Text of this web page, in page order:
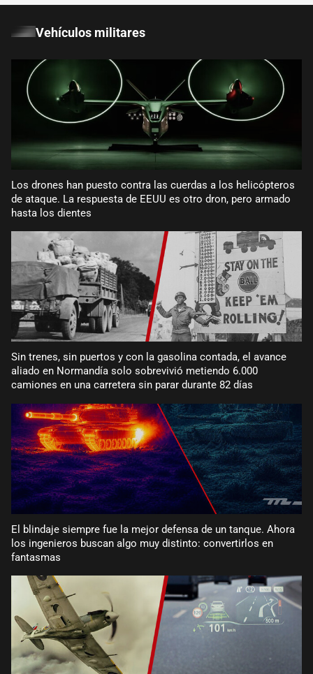
Vehículos militares
Los drones han puesto contra las cuerdas a los helicópteros
de ataque. La respuesta de EEUU es otro dron, pero armado
hasta los dientes
Sin trenes, sin puertos y con la gasolina contada, el avance
aliado en Normandía solo sobrevivió metiendo 6.000
camiones en una carretera sin parar durante 82 días
El blindaje siempre fue la mejor defensa de un tanque. Ahora
los ingenieros buscan algo muy distinto: convertirlos en
fantasmas